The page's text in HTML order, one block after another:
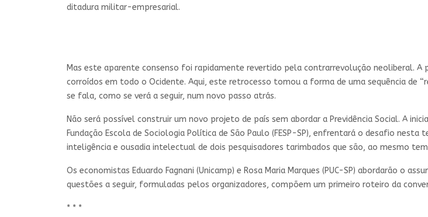
ditadura militar-empresarial.
Mas este aparente consenso foi rapidamente revertido pela contrarrevolução neoliberal.
corroídos em todo o Ocidente. Aqui, este retrocesso tomou a forma de uma sequência de
se fala, como se verá a seguir, num novo passo atrás.
Não será possível construir um novo projeto de país sem abordar a Previdência Social. A
Fundação Escola de Sociologia Política de São Paulo (FESP-SP), enfrentará o desafio
inteligência e ousadia intelectual de dois pesquisadores tarimbados que são, ao mesmo
Os economistas Eduardo Fagnani (Unicamp) e Rosa Maria Marques (PUC-SP) abordarão o
questões a seguir, formuladas pelos organizadores, compõem um primeiro roteiro da
* * *